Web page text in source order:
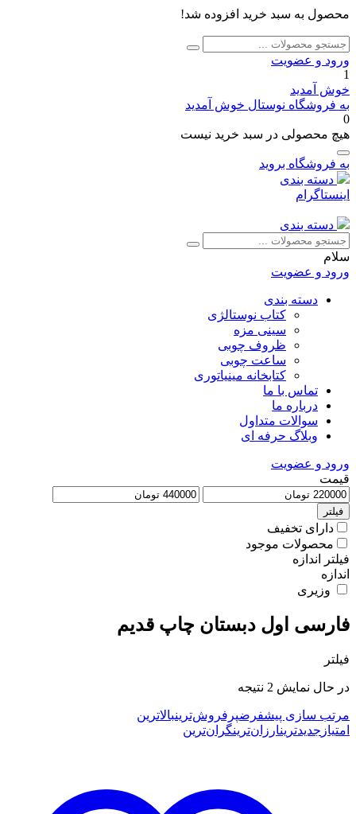
محصول به سبد خرید افزوده شد!
جستجو
برای:
جستجو
ورود و عضویت
1
خوش آمدید
به فروشگاه نوستال خوش آمدید
0
هیچ محصولی در سبد خرید نیست
به فروشگاه بروید
دسته بندی
اینستاگرام
دسته بندی
جستجو
برای:
جستجو
سلام
ورود و عضویت
دسته بندی
کتاب نوستالژی
سینی مزه
ظروف چوبی
ساعت چوبی
کتابخانه مینیاتوری
تماس با ما
درباره ما
سوالات متداول
وبلاگ حرفه ای
ورود و عضویت
قیمت
فیلتر
دارای تخفیف
محصولات موجود
فیلتر اندازه
اندازه
وزیری
فارسی اول دبستان چاپ قدیم
فیلتر
در حال نمایش 2 نتیجه
latestمرتب سازی پیشفرضپرفروش‌ترینبالاترین
امتیاز جدیدترینارزان‌ترینگران‌ترین